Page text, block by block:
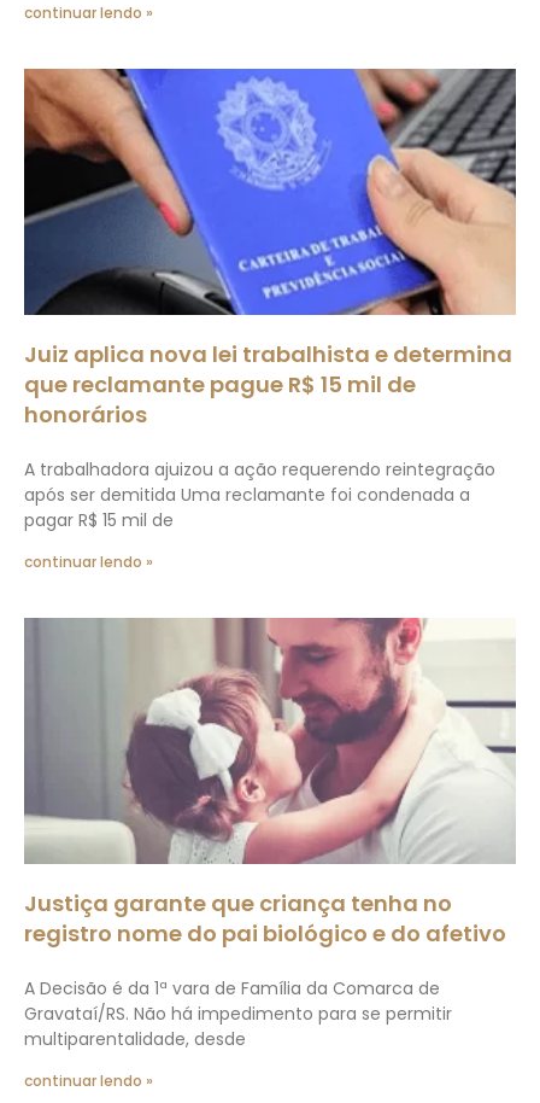
continuar lendo »
Juiz aplica nova lei trabalhista e determina
que reclamante pague R$ 15 mil de
honorários
A trabalhadora ajuizou a ação requerendo reintegração
após ser demitida Uma reclamante foi condenada a
pagar R$ 15 mil de
continuar lendo »
Justiça garante que criança tenha no
registro nome do pai biológico e do afetivo
A Decisão é da 1ª vara de Família da Comarca de
Gravataí/RS. Não há impedimento para se permitir
multiparentalidade, desde
continuar lendo »